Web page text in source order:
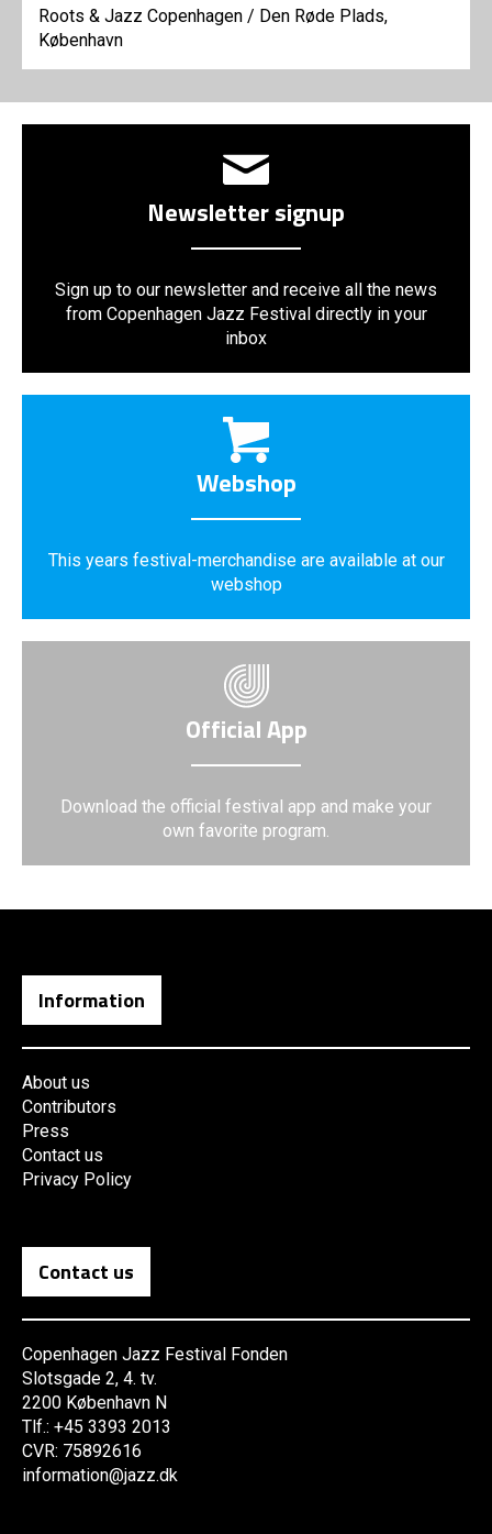
Roots & Jazz Copenhagen / Den Røde Plads,
København
Newsletter signup
Sign up to our newsletter and receive all the news
from Copenhagen Jazz Festival directly in your
inbox
Webshop
This years festival-merchandise are available at our
webshop
Official App
Download the official festival app and make your
own favorite program.
Information
About us
Contributors
Press
Contact us
Privacy Policy
Contact us
Copenhagen Jazz Festival Fonden
Slotsgade 2, 4. tv.
2200 København N
Tlf.: +45 3393 2013
CVR: 75892616
information@jazz.dk